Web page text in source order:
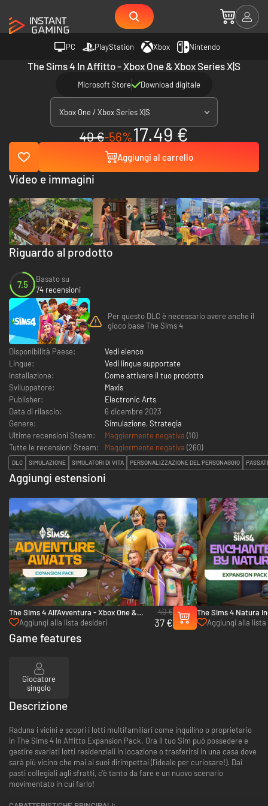
PC PlayStation Xbox Nintendo
The Sims 4 In Affitto - Xbox One & Xbox Series X|S
Microsoft Store Download digitale
Xbox One / Xbox Series X|S
40 €-56%17.49 €
Aggiungi al carrello
Riguardo al prodotto
7.5
Basato su
74 recensioni
Per questo DLC è necessario avere anche il
gioco base The Sims 4
Disponibilità Paese:
Vedi elenco
Lingue:
Vedi lingue supportate
Installazione:
Come attivare il tuo prodotto
Sviluppatore:
Maxis
Publisher:
Electronic Arts
Data di rilascio:
6 dicembre 2023
Genere:
Simulazione, Strategia
Ultime recensioni Steam:
Maggiormente negativa (10)
Tutte le recensioni Steam:
Maggiormente negativa (260)
DLC SIMULAZIONE SIMULATORI DI VITA PERSONALIZZAZIONE DEL PERSONAGGIO
Aggiungi estensioni
The Sims 4 All'Avventura - Xbox One &
Xbox Series X|S
Aggiungi alla lista desideri
40 €
37 €
The Sims 4 Natura
One & Xbox Series
Aggiungi alla lista
Video e immagini
Game features
Giocatore
singolo
Descrizione
Raduna i vicini e scopri i lotti multifamiliari come inquilino o proprietario
in The Sims 4 In Affitto Expansion Pack. Ora il tuo Sim può possedere e
gestire svariati lotti residenziali in locazione o trasferirsi in una casa dove
sarà più vicino che mai ai suoi dirimpettai (l'ideale per curiosare!). Dai
pasti collegiali agli sfratti, c'è tanto da fare e un nuovo scenario
movimentato in cui farlo!